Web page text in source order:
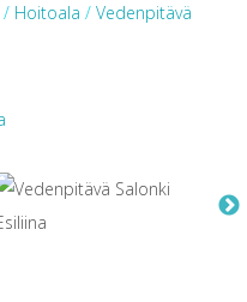
/ Hoitoala / Vedenpitävä